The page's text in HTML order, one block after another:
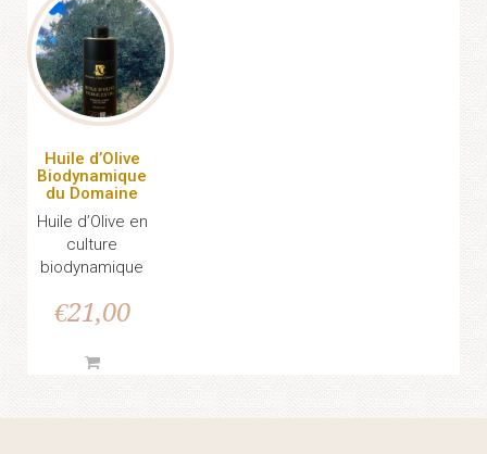
Huile d’Olive
Biodynamique
du Domaine
Huile d’Olive en
culture
biodynamique
€21,00